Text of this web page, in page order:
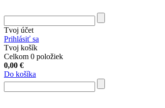
Tvoj účet
Prihlásiť sa
Tvoj košík
Celkom 0 položiek
0,00 €
Do košíka